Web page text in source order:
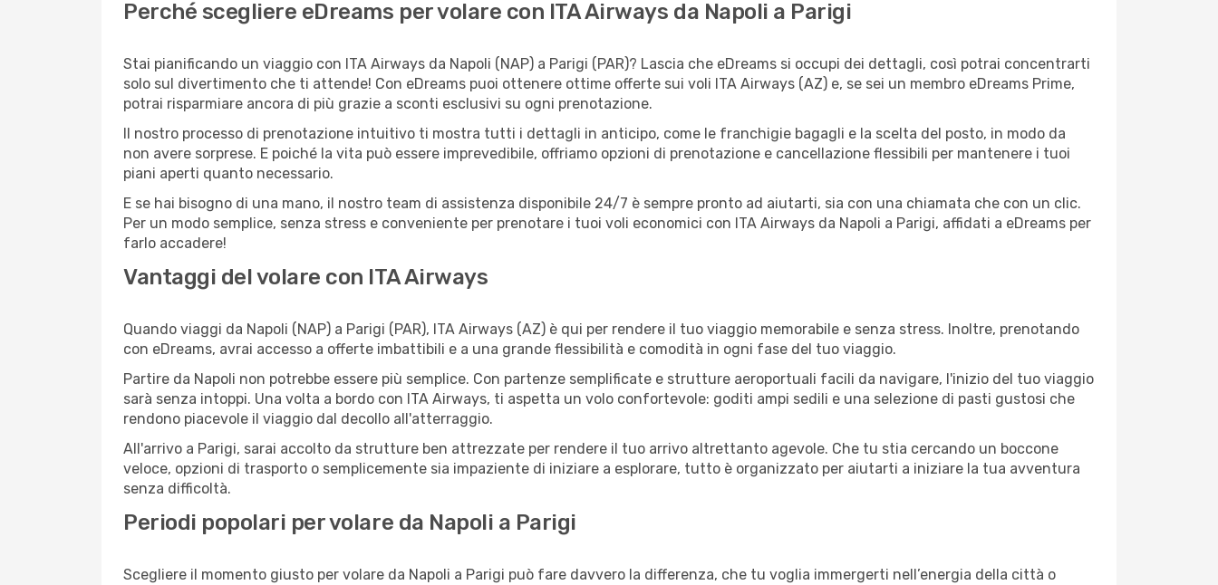
Perché scegliere eDreams per volare con ITA Airways da Napoli a Parigi
Stai pianificando un viaggio con ITA Airways da Napoli (NAP) a Parigi (PAR)? Lascia che eDreams si occupi dei dettagli, così potrai concentrarti
solo sul divertimento che ti attende! Con eDreams puoi ottenere ottime offerte sui voli ITA Airways (AZ) e, se sei un membro eDreams Prime,
potrai risparmiare ancora di più grazie a sconti esclusivi su ogni prenotazione.
Il nostro processo di prenotazione intuitivo ti mostra tutti i dettagli in anticipo, come le franchigie bagagli e la scelta del posto, in modo da
non avere sorprese. E poiché la vita può essere imprevedibile, offriamo opzioni di prenotazione e cancellazione flessibili per mantenere i tuoi
piani aperti quanto necessario.
E se hai bisogno di una mano, il nostro team di assistenza disponibile 24/7 è sempre pronto ad aiutarti, sia con una chiamata che con un clic.
Per un modo semplice, senza stress e conveniente per prenotare i tuoi voli economici con ITA Airways da Napoli a Parigi, affidati a eDreams per
farlo accadere!
Vantaggi del volare con ITA Airways
Quando viaggi da Napoli (NAP) a Parigi (PAR), ITA Airways (AZ) è qui per rendere il tuo viaggio memorabile e senza stress. Inoltre, prenotando
con eDreams, avrai accesso a offerte imbattibili e a una grande flessibilità e comodità in ogni fase del tuo viaggio.
Partire da Napoli non potrebbe essere più semplice. Con partenze semplificate e strutture aeroportuali facili da navigare, l'inizio del tuo viaggio
sarà senza intoppi. Una volta a bordo con ITA Airways, ti aspetta un volo confortevole: goditi ampi sedili e una selezione di pasti gustosi che
rendono piacevole il viaggio dal decollo all'atterraggio.
All'arrivo a Parigi, sarai accolto da strutture ben attrezzate per rendere il tuo arrivo altrettanto agevole. Che tu stia cercando un boccone
veloce, opzioni di trasporto o semplicemente sia impaziente di iniziare a esplorare, tutto è organizzato per aiutarti a iniziare la tua avventura
senza difficoltà.
Periodi popolari per volare da Napoli a Parigi
Scegliere il momento giusto per volare da Napoli a Parigi può fare davvero la differenza, che tu voglia immergerti nell’energia della città o